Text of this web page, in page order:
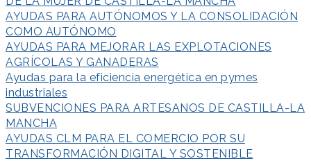
AYUDAS PARA AUTÓNOMOS Y LA CONSOLIDACIÓN
COMO AUTÓNOMO
AYUDAS PARA MEJORAR LAS EXPLOTACIONES
AGRÍCOLAS Y GANADERAS
Ayudas para la eficiencia energética en pymes
industriales
SUBVENCIONES PARA ARTESANOS DE CASTILLA-LA
MANCHA
AYUDAS CLM PARA EL COMERCIO POR SU
TRANSFORMACIÓN DIGITAL Y SOSTENIBLE